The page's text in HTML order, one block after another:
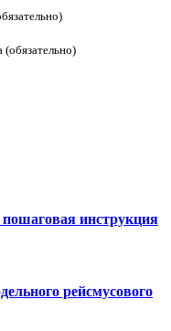
(обязательно)
инструкция
рейсмусового